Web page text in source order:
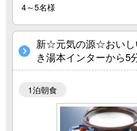
4～5名様
新☆元気の源☆おいし
き湯本インターから5
1泊朝食